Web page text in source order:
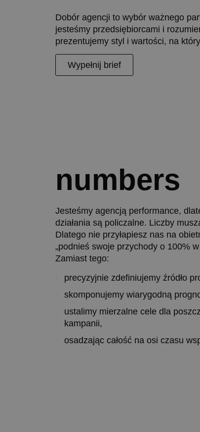
Dobór agencji to wybór ważnego
jesteśmy przedsiębiorcami i
prezentujemy styl i wartości, na
Wypełnij brief
numbers
Jesteśmy agencją performance,
działania są policzalne. Liczby
Dlatego nie przyłapiesz nas na
„podnieś swoje przychody o 100%
Zamiast tego:
precyzyjnie zdefiniujemy źródło
skomponujemy wiarygodną
ustalimy mierzalne cele dla
kampanii,
osadzając całość na osi czasu